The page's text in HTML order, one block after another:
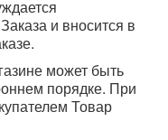
и вносится в
может быть
порядке. При
Товар